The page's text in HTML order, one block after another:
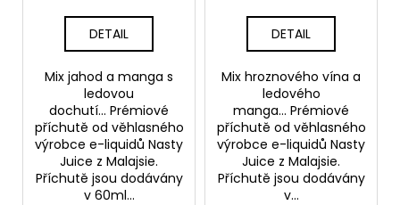
DETAIL
Mix jahod a manga s
ledovou
dochutí... Prémiové
příchutě od věhlasného
výrobce e-liquidů Nasty
Juice z Malajsie.
Příchutě jsou dodávány
v 60ml...
DETAIL
Mix hroznového vína a
ledového
manga... Prémiové
příchutě od věhlasného
výrobce e-liquidů Nasty
Juice z Malajsie.
Příchutě jsou dodávány
v...